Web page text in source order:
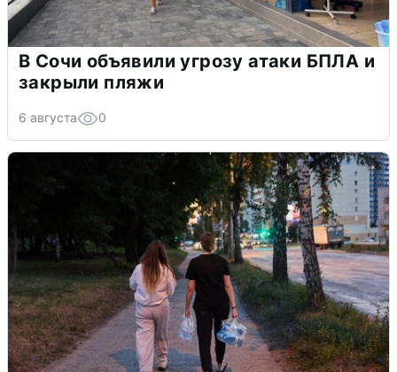
В Сочи объявили угрозу атаки БПЛА и
закрыли пляжи
6 августа 0